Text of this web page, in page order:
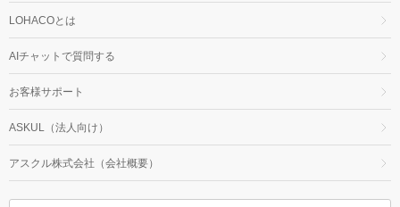
LOHACOとは
AIチャットで質問する
お客様サポート
ASKUL（法人向け）
アスクル株式会社（会社概要）